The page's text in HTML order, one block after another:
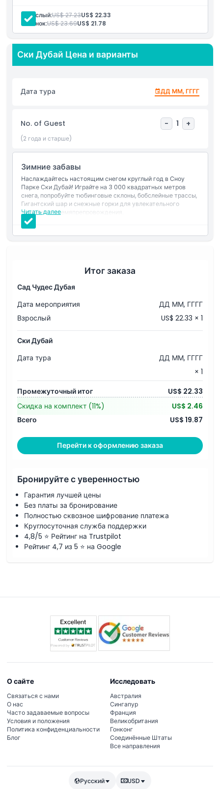
возрастов!
Включено в стоимость
Вход в Dubai Miracle Garden с доступом ко всем
Возможность исследовать более 109 миллионов
цветущих цветов на площади 72 000 квадратных
метров
Прогулка по тематическим садам и наслаждение
уникальными цветовыми композициями и зонами для
октября по апрель (закрыт в летние месяцы)
Взрослый:US$ 27.23US$ 22.33
Ребенок:US$ 23.69US$ 21.78
Ски Дубай Цена и варианты
Дата тура ДД ММ, ГГГГ
No. of Guest - 1 +
(2 года и старше)
Зимние забавы
Наслаждайтесь настоящим снегом круглый год в Сноу
Парке Ски Дубай! Играйте на 3 000 квадратных метров
снега, попробуйте тюбинговые склоны, бобслейные трассы,
Гигантский шар и снежные горки для увлекательного
семейного времяпрепровождения.
Читать далее
Включения
Единый вход в Сноу Парк с неограниченным временем
гигантском шаре, зарплатных автомобилях и на
Одна поездка на кресельном подъёмнике.
Зимняя одежда предоставляется: куртка, брюки,
одноразовые носки, снежные ботинки и бесплатные
флисовые перчатки.
Шлемы обязательны для детей до 13 лет.
Итог заказа
Сад Чудес Дубая
Дата мероприятия
ДД ММ, ГГГГ
Взрослый
US$ 22.33 × 1
Ски Дубай
Дата тура
ДД ММ, ГГГГ
× 1
Промежуточный итог
US$ 22.33
Скидка на комплект (11%)
US$ 2.46
Всего
US$ 19.87
Перейти к оформлению заказа
Бронируйте с уверенностью
Гарантия лучшей цены
Без платы за бронирование
Полностью сквозное шифрование платежа
Круглосуточная служба поддержки
4,8/5 ⭐ Рейтинг на Trustpilot
Рейтинг 4,7 из 5 ⭐ на Google
О сайте
Связаться с нами
О нас
Часто задаваемые вопросы
Условия и положения
Политика конфиденциальности
Блог
Исследовать
Австралия
Сингапур
Франция
Великобритания
Гонконг
Соединённые Штаты
Все направления
Русский USD